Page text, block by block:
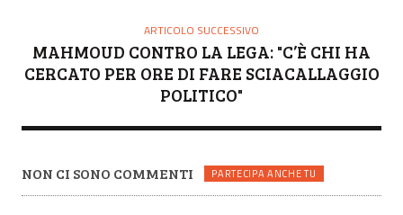
ARTICOLO SUCCESSIVO
MAHMOUD CONTRO LA LEGA: "C’È CHI HA
CERCATO PER ORE DI FARE SCIACALLAGGIO
POLITICO"
NON CI SONO COMMENTI PARTECIPA ANCHE TU